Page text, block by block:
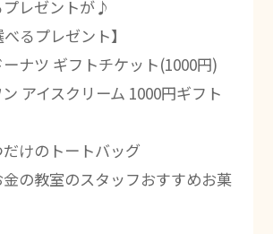
プレゼントが♪
べるプレゼント】
ナツ ギフトチケット(1000円)
アイスクリーム 1000円ギフト
けのトートバッグ
の教室のスタッフおすすめお菓